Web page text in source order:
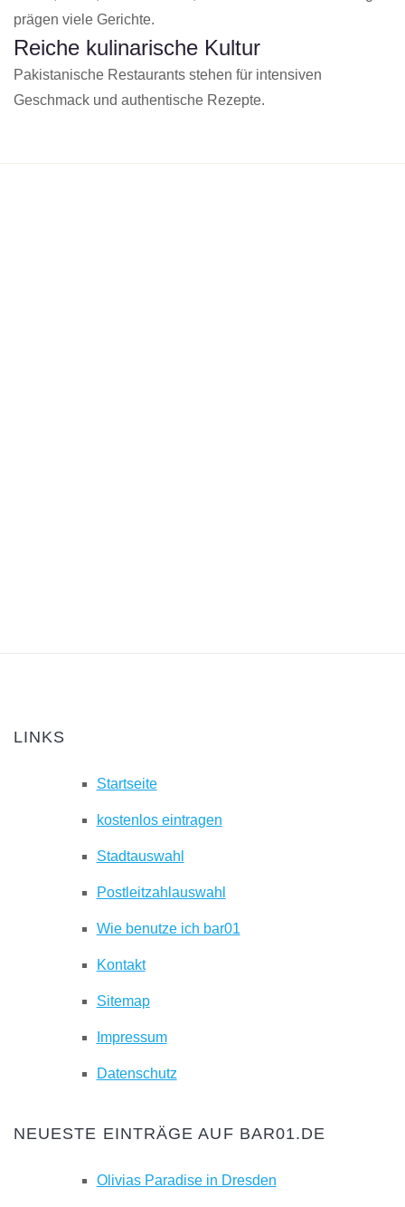
prägen viele Gerichte.
Reiche kulinarische Kultur
Pakistanische Restaurants stehen für intensiven
Geschmack und authentische Rezepte.
LINKS
Startseite
kostenlos eintragen
Stadtauswahl
Postleitzahlauswahl
Wie benutze ich bar01
Kontakt
Sitemap
Impressum
Datenschutz
NEUESTE EINTRÄGE AUF BAR01.DE
Olivias Paradise in Dresden